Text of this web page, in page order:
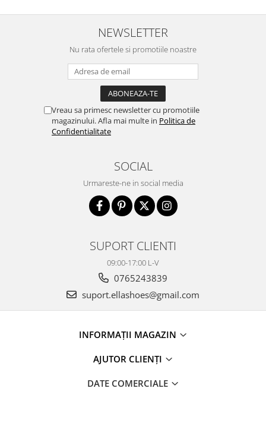
NEWSLETTER
Nu rata ofertele si promotiile noastre
Vreau sa primesc newsletter cu promotiile
magazinului. Afla mai multe in Politica de
Confidentialitate
SOCIAL
Urmareste-ne in social media
SUPORT CLIENTI
09:00-17:00 L-V
0765243839
suport.ellashoes@gmail.com
INFORMAȚII MAGAZIN
AJUTOR CLIENȚI
DATE COMERCIALE